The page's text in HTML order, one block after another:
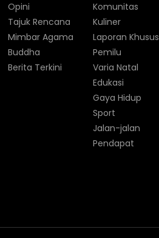
Opini
Tajuk Rencana
Mimbar Agama
Buddha
Berita Terkini
Komunitas
Kuliner
Laporan Khusus
Pemilu
Varia Natal
Edukasi
Gaya Hidup
Sport
Jalan-jalan
Pendapat